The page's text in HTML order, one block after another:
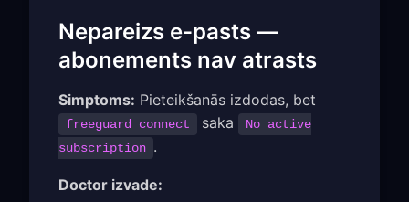
Nepareizs e-pasts —
abonements nav atrasts
Simptoms: Pieteikšanās izdodas, bet
freeguard connect saka
No active
subscription .
Doctor izvade: